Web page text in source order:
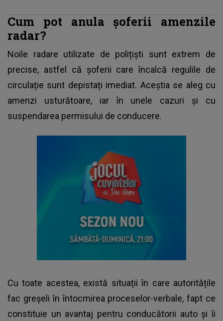
Cum pot anula șoferii amenzile
radar?
Noile radare utilizate de polițiști sunt extrem de
precise, astfel că șoferii care încalcă regulile de
circulație sunt depistați imediat. Aceștia se aleg cu
amenzi usturătoare, iar în unele cazuri și cu
suspendarea permisului de conducere.
Cu toate acestea, există situații în care autoritățile
fac greșeli în întocmirea proceselor-verbale, fapt ce
constituie un avantaj pentru conducătorii auto și îi